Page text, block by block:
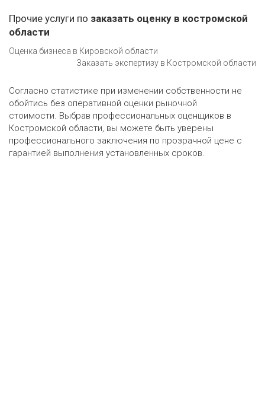
Прочие услуги по заказать оценку в костромской
области
Оценка бизнеса в Кировской области
Заказать экспертизу в Костромской области
Согласно статистике при изменении собственности не
обойтись без оперативной оценки рыночной
стоимости. Выбрав профессиональных оценщиков в
Костромской области, вы можете быть уверены
профессионального заключения по прозрачной цене с
гарантией выполнения установленных сроков.